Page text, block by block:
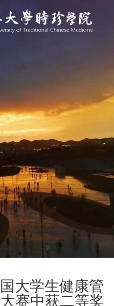
大学生健康管
赛中获二等奖